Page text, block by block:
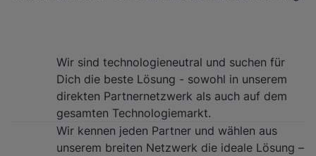
Wir sind technologieneutral und suchen für
Dich die beste Lösung - sowohl in unserem
direkten Partnernetzwerk als auch auf dem
gesamten Technologiemarkt.
Wir kennen jeden Partner und wählen aus
unserem breiten Netzwerk die ideale Lösung –